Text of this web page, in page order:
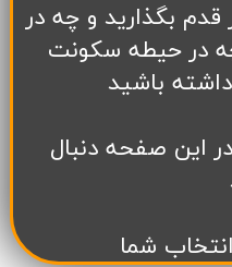
بگذارید و چه در
در حیطه سکونت
باشید
این صفحه دنبال
شما